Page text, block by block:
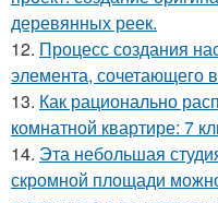
деревянных реек.
12. Процесс создания
элемента, сочетающего
13. Как рационально
комнатной квартире: 7
14. Эта небольшая
скромной площади